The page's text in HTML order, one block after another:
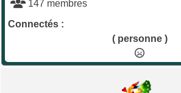
147 membres
Connectés :
( personne )